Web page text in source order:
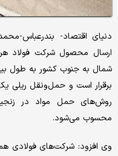
دنیای اقتصاد- بندرعباس-
ارسال محصول شرکت فولاد
برقرار است و حمل‌ونقل ریلی
روش‌های حمل مواد در
محسوب می‌شود.
وی افزود: شرکت‌های فولادی